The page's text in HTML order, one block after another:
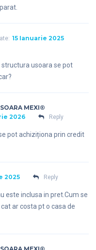
15 Ianuarie 2025
structura usoara se pot
MEXI®
2026 Reply
pot achiziționa prin credit
2025 Reply
este inclusa in pret.Cum se
ar costa pt o casa de